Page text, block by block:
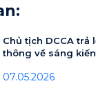
Chủ tịch DCCA trả
thông về sáng
07.05.2026